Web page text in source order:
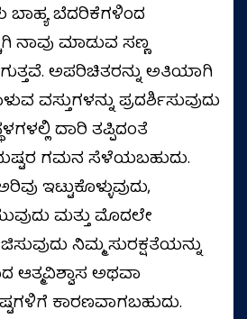
ಬೆದರಿಕೆಗಳಿಂದ
ನಾವು ಮಾಡುವ ಸಣ್ಣ
ಅಪರಿಚಿತರನ್ನು ಅತಿಯಾಗಿ
ವಸ್ತುಗಳನ್ನು ಪ್ರದರ್ಶಿಸುವುದು
ದಾರಿ ತಪ್ಪಿದಂತೆ
ದುಷ್ಟರ ಗಮನ ಸೆಳೆಯಬಹುದು.
ಇಟ್ಟುಕೊಳ್ಳುವುದು,
ಮತ್ತು ಮೊದಲೇ
ನಿಮ್ಮ ಸುರಕ್ಷತೆಯನ್ನು
ಆತ್ಮವಿಶ್ವಾಸ ಅಥವಾ
ಕಾರಣವಾಗಬಹುದು.